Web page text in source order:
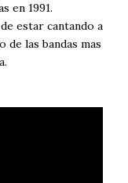
en 1991.
estar cantando a
las bandas mas